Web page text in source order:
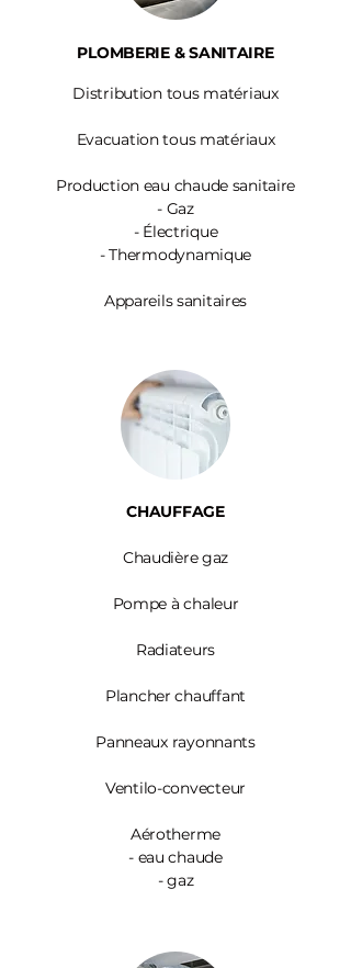
PLOMBERIE & SANITAIRE
Distribution tous matériaux
Evacuation tous matériaux
Production eau chaude sanitaire
- Gaz
- Électrique
- Thermodynamique
Appareils sanitaires
CHAUFFAGE
Chaudière gaz
Pompe à chaleur
Radiateurs
Plancher chauffant
Panneaux rayonnants
Ventilo-convecteur
Aérotherme
- eau chaude
- gaz